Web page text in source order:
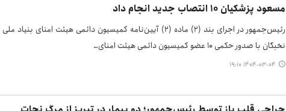
مسعود پزشکیان ۱۰ انتصاب جدید انجام داد
رئیس‌جمهور در اجرای بند (۲) ماده (۲) آیین‌نامه کمیسیون دائمی هیئت امنای بنیاد ملی
نخبگان با صدور حکمی ۱۰ عضو کمیسیون دائمی هیئت امنای…
۱۴۰۴-۰۳-۰۴ ۱۹:۱۰